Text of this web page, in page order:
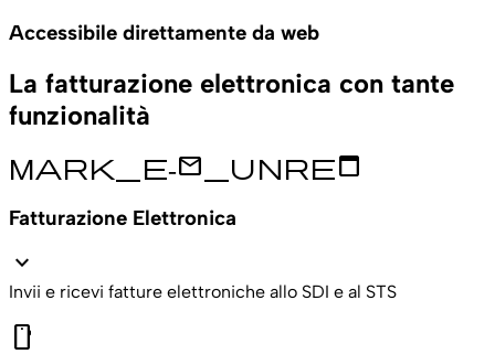
Accessibile direttamente da web
La fatturazione elettronica con tante
funzionalità
mark_e-mail_unread
Fatturazione Elettronica
expand_more
Invii e ricevi fatture elettroniche allo SDI e al STS
mobile